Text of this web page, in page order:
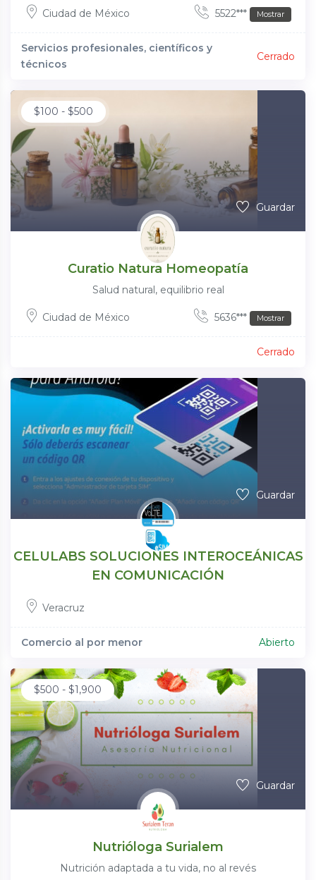
Ciudad de México 5522*** Mostrar
Servicios profesionales, científicos y
técnicos
Cerrado
$100 - $500
Guardar
Curatio Natura Homeopatía
Salud natural, equilibrio real
Ciudad de México 5636*** Mostrar
Cerrado
Guardar
CELULABS SOLUCIONES INTEROCEÁNICAS
EN COMUNICACIÓN
Veracruz
Comercio al por menor Abierto
$500 - $1,900
Guardar
Nutrióloga Surialem
Nutrición adaptada a tu vida, no al revés